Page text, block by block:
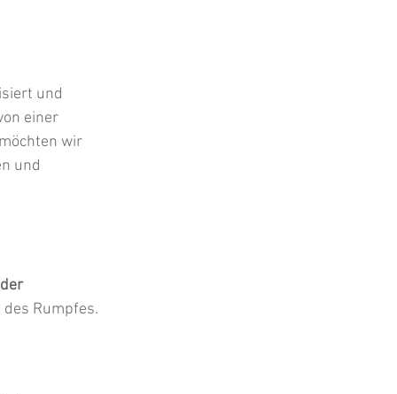
und
einer
wir
und
der
Rumpfes.